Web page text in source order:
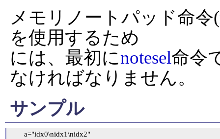
メモリノートパッド命令(
を使用するため
には、最初にnotesel命令
なければなりません。
サンプル